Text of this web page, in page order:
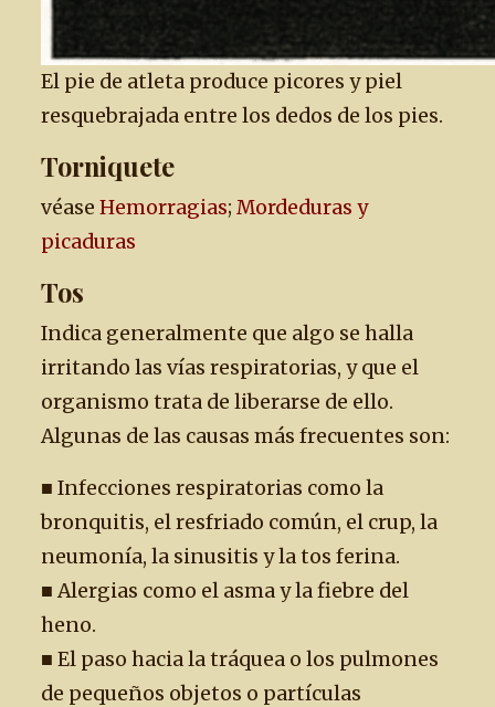
El pie de atleta produce picores y piel
resquebrajada entre los dedos de los pies.
Torniquete
véase Hemorragias; Mordeduras y
picaduras
Tos
Indica generalmente que algo se halla
irritando las vías respiratorias, y que el
organismo trata de liberarse de ello.
Algunas de las causas más frecuentes son:
■ Infecciones respiratorias como la
bronquitis, el resfriado común, el crup, la
neumonía, la sinusitis y la tos ferina.
■ Alergias como el asma y la fiebre del
heno.
■ El paso hacia la tráquea o los pulmones
de pequeños objetos o partículas